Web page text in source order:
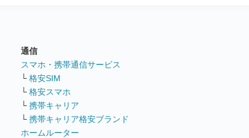
通信
スマホ・携帯通信サービス
└ 格安SIM
└ 格安スマホ
└ 携帯キャリア
└ 携帯キャリア格安ブランド
ホームルーター